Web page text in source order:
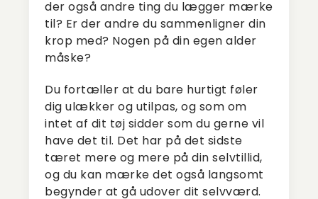
der også andre ting du lægger mærke
til? Er der andre du sammenligner din
krop med? Nogen på din egen alder
måske?
Du fortæller at du bare hurtigt føler
dig ulækker og utilpas, og som om
intet af dit tøj sidder som du gerne vil
have det til. Det har på det sidste
tæret mere og mere på din selvtillid,
og du kan mærke det også langsomt
begynder at gå udover dit selvværd.